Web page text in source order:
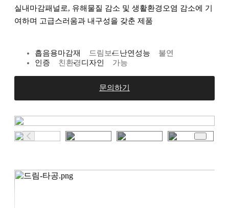
실내마감패널로, 유해물질 감소 및 생활환경오염 감소에 기
여하며 고급스러움과 내구성을 갖춘 제품
흡음용마감재 드림보드난연성능
불연
인증
친환경디자인 가능
문의하기